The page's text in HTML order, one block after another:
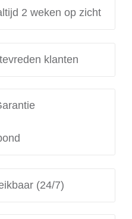
2 weken op zicht
klanten
(24/7)